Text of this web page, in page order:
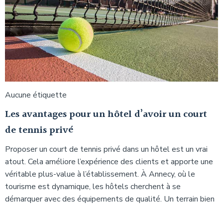
Aucune étiquette
Les avantages pour un hôtel d’avoir un court
de tennis privé
Proposer un court de tennis privé dans un hôtel est un vrai
atout. Cela améliore l’expérience des clients et apporte une
véritable plus-value à l’établissement. À Annecy, où le
tourisme est dynamique, les hôtels cherchent à se
démarquer avec des équipements de qualité. Un terrain bien